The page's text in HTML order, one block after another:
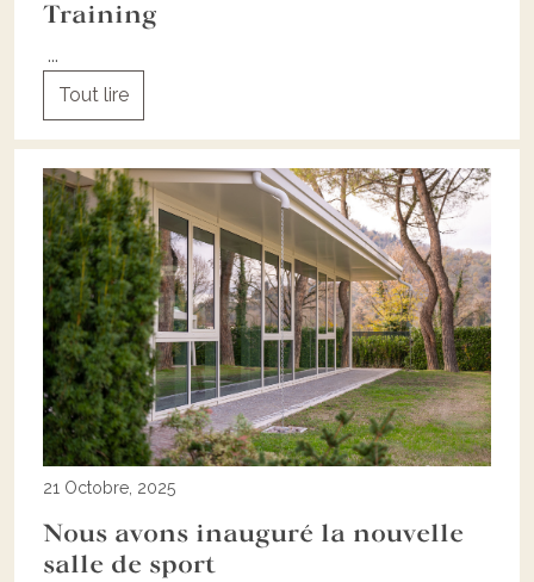
Training
...
Tout lire
21 Octobre, 2025
Nous avons inauguré la nouvelle
salle de sport